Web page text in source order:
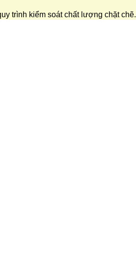
trình kiểm soát chất lượng chặt chẽ.